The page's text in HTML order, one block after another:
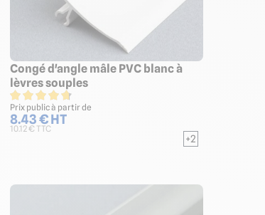
Congé d'angle mâle PVC blanc à
lèvres souples
Prix public à partir de
8.43 € HT
10.12 € TTC
+2